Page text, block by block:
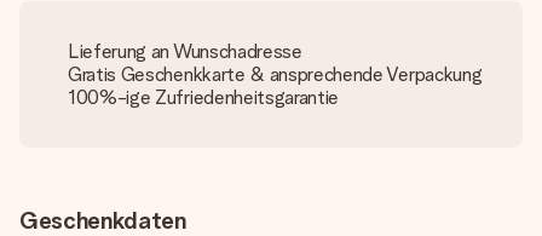
Lieferung an Wunschadresse
Gratis Geschenkkarte & ansprechende Verpackung
100%-ige Zufriedenheitsgarantie
Geschenkdaten